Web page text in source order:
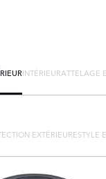
INTÉRIEURATTELAGE
EXTÉRIEURESTYLE